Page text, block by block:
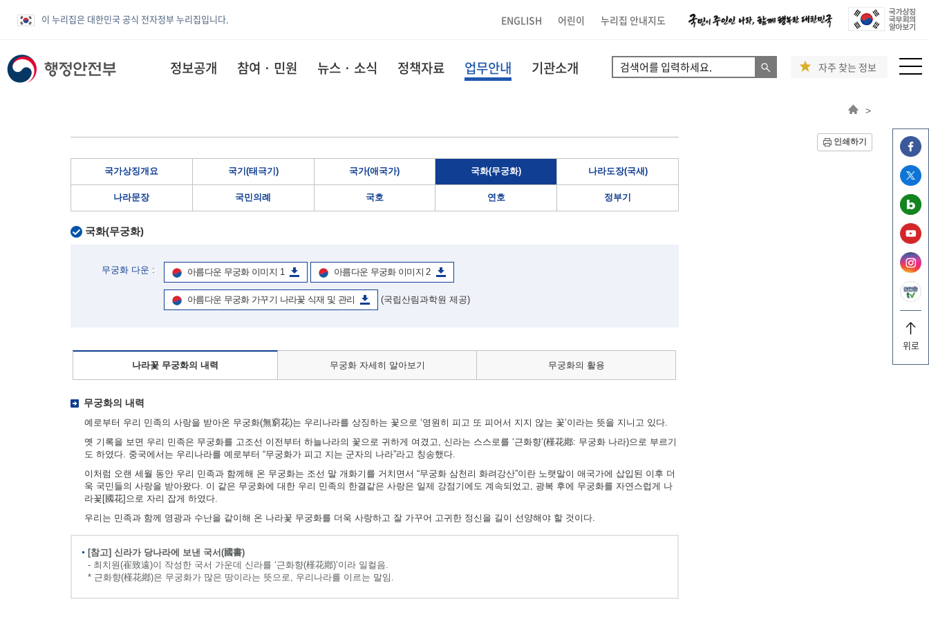
이 누리집은 대한민국 공식 전자정부 누리집입니다. ENGLISH 어린이 누리집 안내지도
위로
정보공개 참여 · 민원 뉴스 · 소식 정책자료 업무안내 기관소개 자주 찾는 정보
>
인쇄하기
국가상징개요 국기(태극기) 국가(애국가) 국화(무궁화) 나라도장(국새)
나라문장 국민의례 국호 연호 정부기
국화(무궁화)
무궁화 다운 : 아름다운 무궁화 이미지 1 아름다운 무궁화 이미지 2
아름다운 무궁화 가꾸기 나라꽃 식재 및 관리 (국립산림과학원 제공)
나라꽃 무궁화의 내력 무궁화 자세히 알아보기 무궁화의 활용
무궁화의 내력
예로부터 우리 민족의 사랑을 받아온 무궁화(無窮花)는 우리나라를 상징하는 꽃으로 ‘영원히 피고 또 피어서 지지 않는 꽃’이라는 뜻을 지니고 있다.
옛 기록을 보면 우리 민족은 무궁화를 고조선 이전부터 하늘나라의 꽃으로 귀하게 여겼고, 신라는 스스로를 ‘근화향’(槿花鄕: 무궁화 나라)으로 부르기
도 하였다. 중국에서는 우리나라를 예로부터 “무궁화가 피고 지는 군자의 나라”라고 칭송했다.
이처럼 오랜 세월 동안 우리 민족과 함께해 온 무궁화는 조선 말 개화기를 거치면서 “무궁화 삼천리 화려강산”이란 노랫말이 애국가에 삽입된 이후 더
욱 국민들의 사랑을 받아왔다. 이 같은 무궁화에 대한 우리 민족의 한결같은 사랑은 일제 강점기에도 계속되었고, 광복 후에 무궁화를 자연스럽게 나
라꽃[國花]으로 자리 잡게 하였다.
우리는 민족과 함께 영광과 수난을 같이해 온 나라꽃 무궁화를 더욱 사랑하고 잘 가꾸어 고귀한 정신을 길이 선양해야 할 것이다.
[참고] 신라가 당나라에 보낸 국서(國書)
- 최치원(崔致遠)이 작성한 국서 가운데 신라를 ‘근화향(槿花鄕)’이라 일컬음.
* 근화향(槿花鄕)은 무궁화가 많은 땅이라는 뜻으로, 우리나라를 이르는 말임.